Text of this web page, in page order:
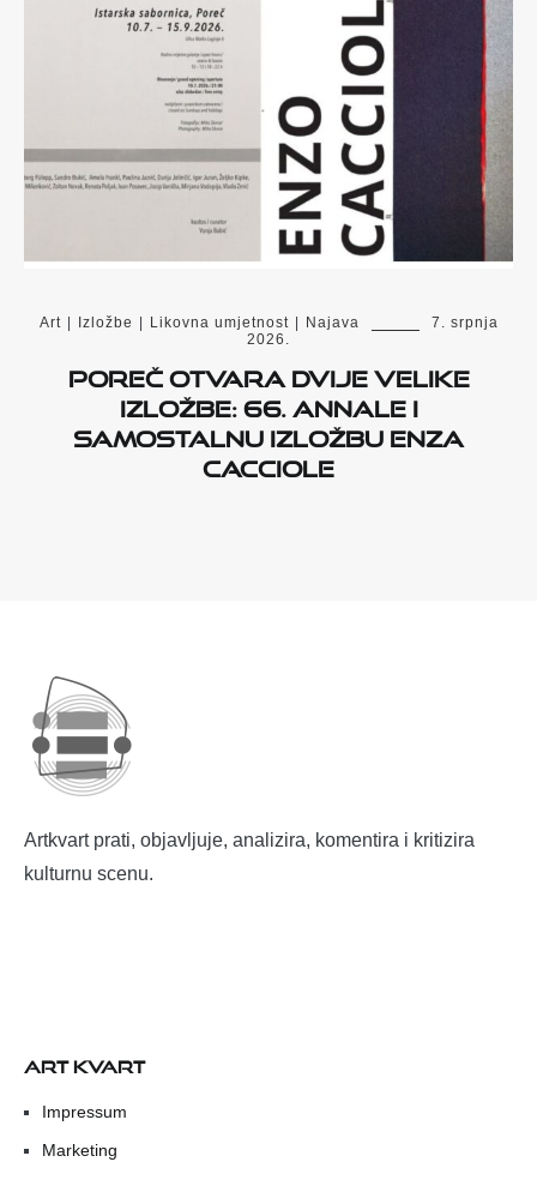
Art Izložbe Likovna umjetnost Najava
7. srpnja
2026.
Poreč otvara dvije velike
izložbe: 66. Annale i
samostalnu izložbu Enza
Cacciole
Artkvart prati, objavljuje, analizira, komentira i kritizira
kulturnu scenu.
ART KVART
Impressum
Marketing